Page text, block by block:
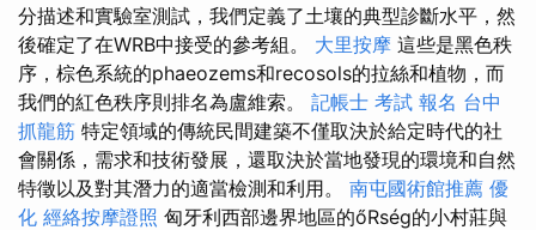
分描述和實驗室測試，我們定義了土壤的典型診斷水平，然
後確定了在WRB中接受的參考組。 大里按摩 這些是黑色秩
序，棕色系統的phaeozems和recosols的拉絲和植物，而
我們的紅色秩序則排名為盧維索。 記帳士 考試 報名 台中
抓龍筋 特定領域的傳統民間建築不僅取決於給定時代的社
會關係，需求和技術發展，還取決於當地發現的環境和自然
特徵以及對其潛力的適當檢測和利用。 南屯國術館推薦 優
化 經絡按摩證照 匈牙利西部邊界地區的őRség的小村莊與